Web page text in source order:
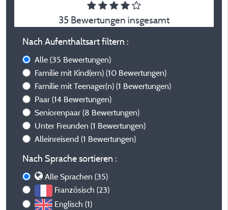
35 Bewertungen insgesamt
Nach Aufenthaltsart filtern :
Alle (35 Bewertungen)
Familie mit Kind(ern) (10 Bewertungen)
Familie mit Teenager(n) (1 Bewertungen)
Paar (14 Bewertungen)
Seniorenpaar (8 Bewertungen)
Unter Freunden (1 Bewertungen)
Alleinreisend (1 Bewertungen)
Nach Sprache sortieren :
Alle Sprachen (35)
Französisch (23)
Englisch (1)